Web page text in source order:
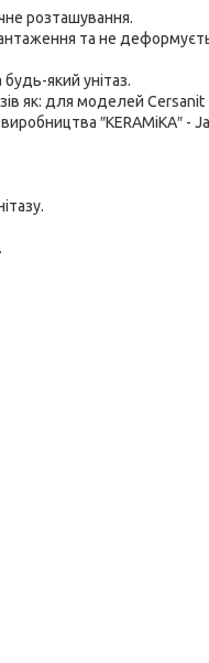
розташування.
та не
який унітаз.
як: для моделей Cersanit
″KERAMіKA″ -